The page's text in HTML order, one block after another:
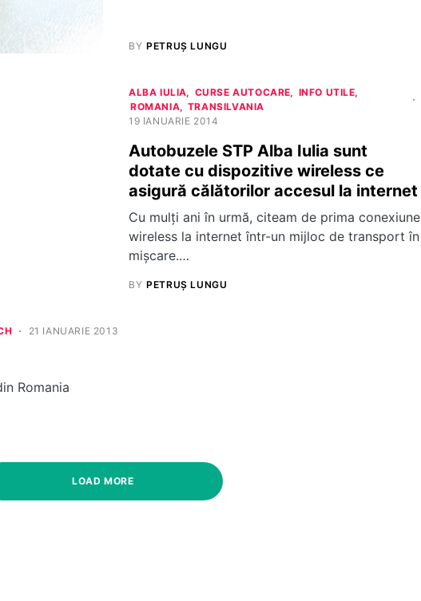
BY PETRUȘ LUNGU
ALBA IULIA CURSE AUTOCARE
INFO UTILE
ROMANIA
TRANSILVANIA
19 IANUARIE 2014
Autobuzele STP Alba Iulia sunt
dotate cu dispozitive wireless ce
asigură călătorilor accesul la internet
Cu mulți ani în urmă, citeam de prima conexiune
wireless la internet într-un mijloc de transport în
mișcare.…
BY PETRUȘ LUNGU
21 IANUARIE 2013
Romania
LOAD MORE